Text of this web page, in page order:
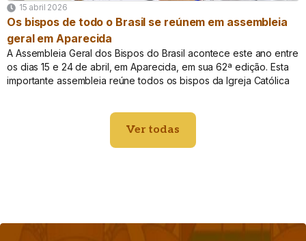
15 abril 2026
Os bispos de todo o Brasil se reúnem em assembleia
geral em Aparecida
A Assembleia Geral dos Bispos do Brasil acontece este ano entre
os dias 15 e 24 de abril, em Aparecida, em sua 62ª edição. Esta
importante assembleia reúne todos os bispos da Igreja Católica
Ver todas